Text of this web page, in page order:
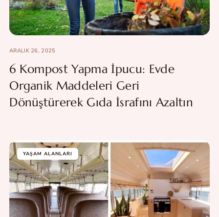
ARALIK 26, 2025
6 Kompost Yapma İpucu: Evde
Organik Maddeleri Geri
Dönüştürerek Gıda İsrafını Azaltın
YAŞAM ALANLARI